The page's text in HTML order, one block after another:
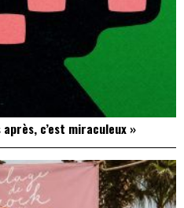
après, c’est miraculeux »